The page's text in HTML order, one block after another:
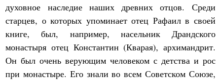
духовное наследие наших древних отцов. Среди
старцев, о которых упоминает отец Рафаил в своей
книге, был, например, насельник Драндского
монастыря отец Константин (Кварая), архимандрит.
Он был очень верующим человеком с детства и рос
при монастыре. Его знали во всем Советском Союзе,